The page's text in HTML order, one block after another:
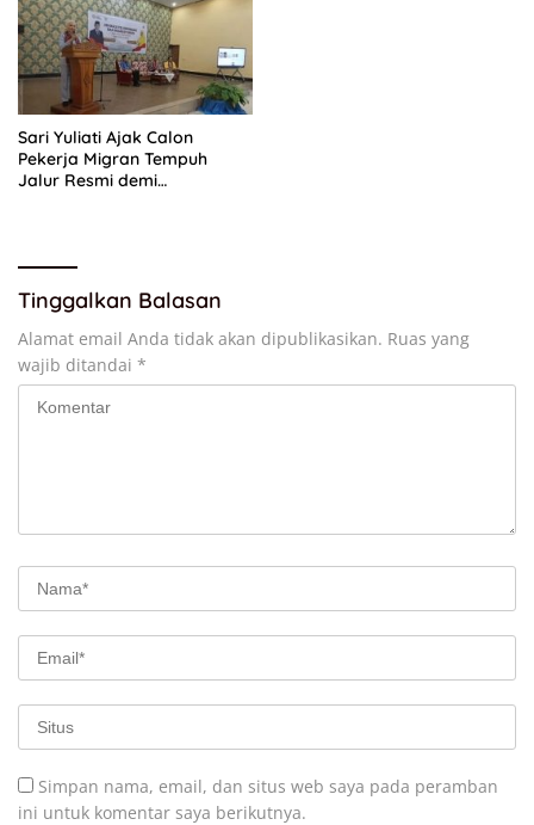
Sari Yuliati Ajak Calon
Pekerja Migran Tempuh
Jalur Resmi demi
Tinggalkan Balasan
Alamat email Anda tidak akan dipublikasikan. Ruas yang
wajib ditandai *
Simpan nama, email, dan situs web saya pada peramban
ini untuk komentar saya berikutnya.